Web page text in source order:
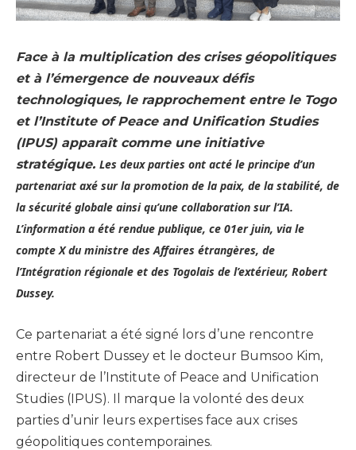
Face à la multiplication des crises géopolitiques
et à l’émergence de nouveaux défis
technologiques, le rapprochement entre le Togo
et l’Institute of Peace and Unification Studies
(IPUS) apparaît comme une initiative
stratégique. Les deux parties ont acté le principe d’un
partenariat axé sur la promotion de la paix, de la stabilité, de
la sécurité globale ainsi qu’une collaboration sur l’IA.
L’information a été rendue publique, ce 01er juin, via le
compte X du ministre des Affaires étrangères, de
l’Intégration régionale et des Togolais de l’extérieur, Robert
Dussey.
Ce partenariat a été signé lors d’une rencontre
entre Robert Dussey et le docteur Bumsoo Kim,
directeur de l’Institute of Peace and Unification
Studies (IPUS). Il marque la volonté des deux
parties d’unir leurs expertises face aux crises
géopolitiques contemporaines.